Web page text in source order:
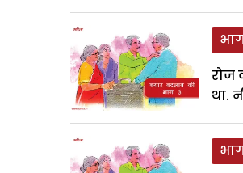
रोज
था.